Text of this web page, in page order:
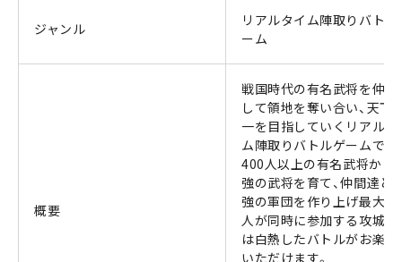
ジャンル
リアルタイム陣取りバトル
ーム
概要
戦国時代の有名武将を仲間
して領地を奪い合い、天下
一を目指していくリアルタ
ム陣取りバトルゲームです
400人以上の有名武将から
強の武将を育て、仲間達と
強の軍団を作り上げ最大
人が同時に参加する攻城戦
は白熱したバトルがお楽し
いただけます。